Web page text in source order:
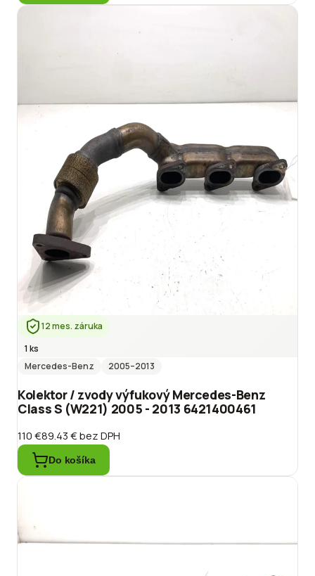
12 mes. záruka
1 ks
Mercedes-Benz
2005–2013
Kolektor / zvody výfukový Mercedes-Benz
Class S (W221) 2005 - 2013 6421400461
110 €89.43 €bez DPH
Do košíka